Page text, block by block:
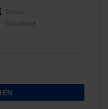
Online
Düsseldorf